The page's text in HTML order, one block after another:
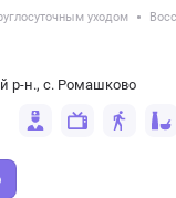
уходом
р-н., с. Ромашково